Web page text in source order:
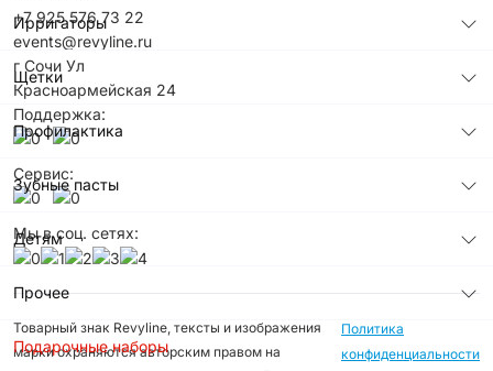
Ирригаторы
Щетки
Профилактика
Зубные пасты
Детям
Прочее
Подарочные наборы
+7 925 576 73 22
events@revyline.ru
г Сочи Ул
Красноармейская 24
Поддержка:
Сервис:
Мы в соц. сетях:
Товарный знак Revyline, тексты и изображения
марки охраняются авторским правом на
Политика
конфиденциальности